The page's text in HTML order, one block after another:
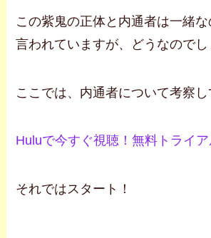
この紫鬼の正体と内通者は一緒
言われていますが、どうなのでし
ここでは、内通者について考察し
Huluで今すぐ視聴！無料トライア
それではスタート！